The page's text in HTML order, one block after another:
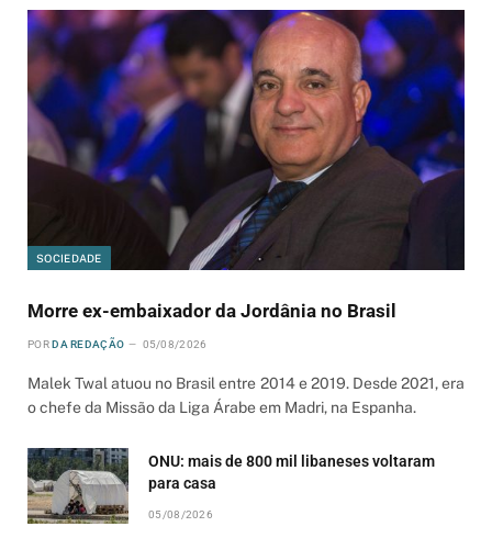
SOCIEDADE
Morre ex-embaixador da Jordânia no Brasil
POR DA REDAÇÃO 05/08/2026
Malek Twal atuou no Brasil entre 2014 e 2019. Desde 2021, era
o chefe da Missão da Liga Árabe em Madri, na Espanha.
ONU: mais de 800 mil libaneses voltaram
para casa
05/08/2026